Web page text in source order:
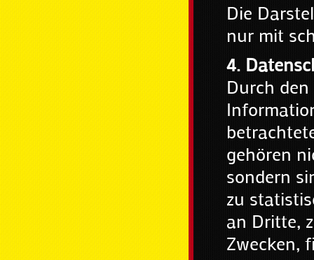
Die
nur mit
4.
Durch
gehören
sondern
zu
an Dritte,
Zwecken,